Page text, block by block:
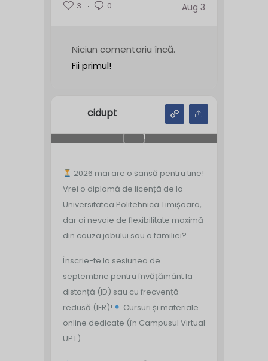
3 0 Aug 3
Niciun comentariu încă.
Fii primul!
cidupt
2026 mai are o șansă pentru tine!
Vrei o diplomă de licență de la
Universitatea Politehnica Timișoara,
dar ai nevoie de flexibilitate maximă
din cauza jobului sau a familiei?
Înscrie-te la sesiunea de
septembrie pentru învățământ la
distanță (ID) sau cu frecvență
redusă (IFR)!
Cursuri și materiale
online dedicate (în Campusul Virtual
UPT)